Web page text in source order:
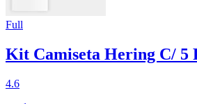
Full
Kit Camiseta Hering C/ 5
4.6